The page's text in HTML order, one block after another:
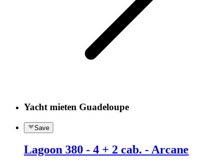
Yacht mieten Guadeloupe
Save
Lagoon 380 - 4 + 2 cab. - Arcane